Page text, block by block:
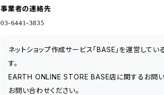
事業者の連絡先
ネットショップ作成サービス「BASE」を運営して
す。
EARTH ONLINE STORE BASE店に関するお問い
お問い合わせください。